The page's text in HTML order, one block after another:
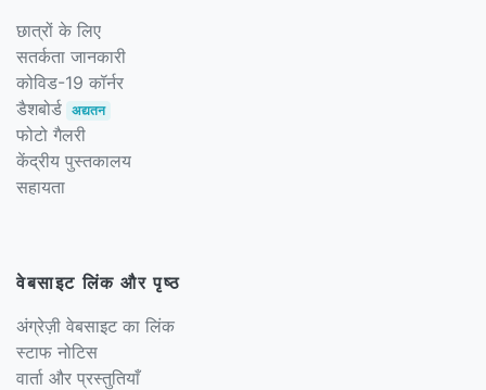
छात्रों के लिए
सतर्कता जानकारी
कोविड-19 कॉर्नर
डैशबोर्ड अद्यतन
फोटो गैलरी
केंद्रीय पुस्तकालय
सहायता
वेबसाइट लिंक और पृष्ठ
अंग्रेज़ी वेबसाइट का लिंक
स्टाफ नोटिस
वार्ता और प्रस्तुतियाँ